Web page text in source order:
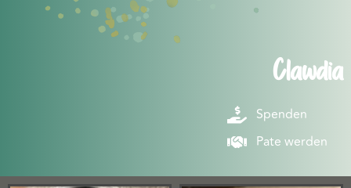
Clawdia
Spenden
Pate werden